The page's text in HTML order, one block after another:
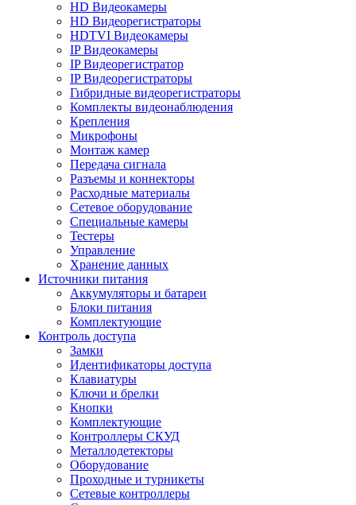
HD Видеокамеры
HD Видеорегистраторы
HDTVI Видеокамеры
IP Видеокамеры
IP Видеорегистратор
IP Видеорегистраторы
Гибридные видеорегистраторы
Комплекты видеонаблюдения
Крепления
Микрофоны
Монтаж камер
Передача сигнала
Разъемы и коннекторы
Расходные материалы
Сетевое оборудование
Специальные камеры
Тестеры
Управление
Хранение данных
Источники питания
Аккумуляторы и батареи
Блоки питания
Комплектующие
Контроль доступа
Замки
Идентификаторы доступа
Клавиатуры
Ключи и брелки
Кнопки
Комплектующие
Контроллеры СКУД
Металлодетекторы
Оборудование
Проходные и турникеты
Сетевые контроллеры